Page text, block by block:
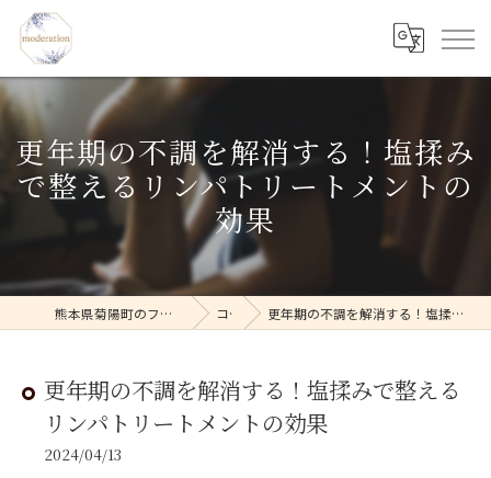
更年期の不調を解消する！塩揉み
で整えるリンパトリートメントの
効果
熊本県菊陽町のフェイシャルならmoderation コラム 更年期の不調を解消する！塩揉みで整えるリンパトリートメントの効果
更年期の不調を解消する！塩揉みで整える
リンパトリートメントの効果
2024/04/13